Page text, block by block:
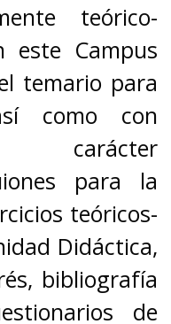
teórico-
este Campus
temario para
como con
carácter
para la
teóricos-
Didáctica,
bibliografía
de